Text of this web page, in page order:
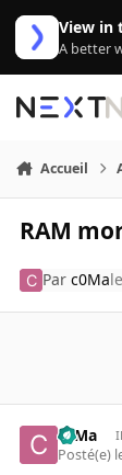
Aller au contenu
View in
A better
Accueil
RAM
Parc0Ma
c0Ma
Posté(e)